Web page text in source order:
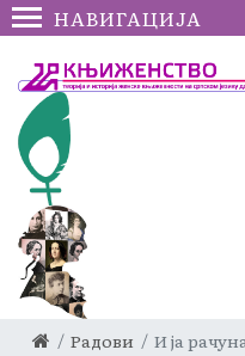
НАВИГАЦИЈА
Радови И ја